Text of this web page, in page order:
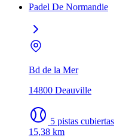
Padel De Normandie
Bd de la Mer
14800 Deauville
5 pistas cubiertas
15,38 km